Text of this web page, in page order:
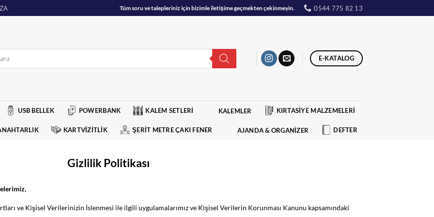
Tüm soru ve talepleriniz için bizimle iletişime geçmekten çekinmeyin. 0544 775 82 13
E-KATALOG
USB BELLEK POWERBANK KALEM SETLERİ KALEMLER KIRTASİYE MALZEMELERİ
KARTVİZİTLİK ŞERİT METRE ÇAKI FENER AJANDA & ORGANİZER DEFTER
Gizlilik Politikası
ve Kişisel Verilerinizin İslenmesi ile ilgili uygulamalarımız ve Kişisel Verilerin Korunması Kanunu kapsamındaki